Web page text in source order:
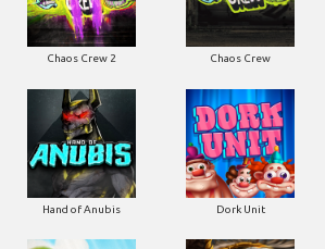
Chaos Crew 2 Chaos Crew
Hand of Anubis Dork Unit